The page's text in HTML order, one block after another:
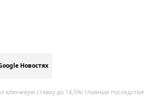
Новостях
ключевую ставку до 14,5%: главные